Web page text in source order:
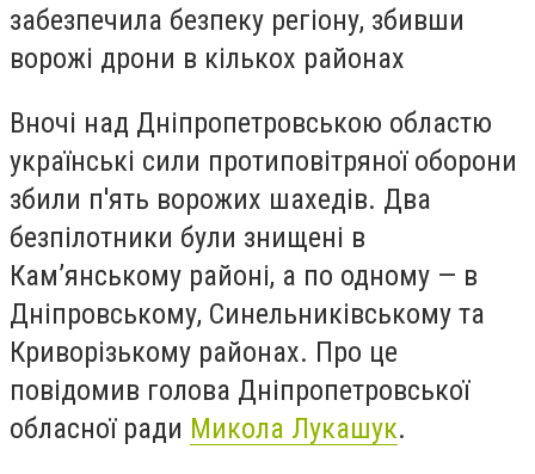
забезпечила безпеку регіону, збивши
ворожі дрони в кількох районах
Вночі над Дніпропетровською областю
українські сили протиповітряної оборони
збили п'ять ворожих шахедів. Два
безпілотники були знищені в
Камʼянському районі, а по одному — в
Дніпровському, Синельниківському та
Криворізькому районах. Про це
повідомив голова Дніпропетровської
обласної ради Микола Лукашук.